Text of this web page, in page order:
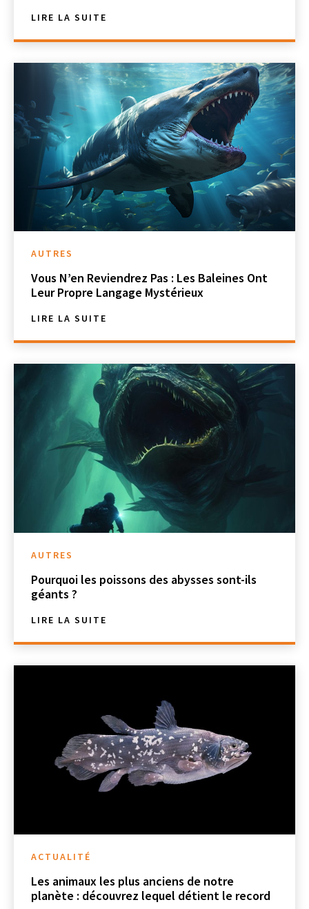
LIRE LA SUITE
AUTRES
Vous N’en Reviendrez Pas : Les Baleines Ont
Leur Propre Langage Mystérieux
LIRE LA SUITE
AUTRES
Pourquoi les poissons des abysses sont-ils
géants ?
LIRE LA SUITE
ACTUALITÉ
Les animaux les plus anciens de notre
planète : découvrez lequel détient le record